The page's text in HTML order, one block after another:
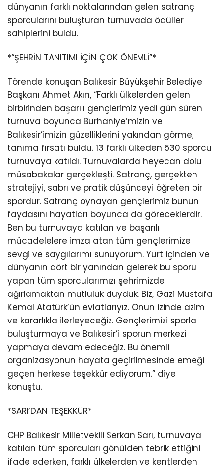
dünyanın farklı noktalarından gelen satranç
sporcularını buluşturan turnuvada ödüller
sahiplerini buldu.
*“ŞEHRİN TANITIMI İÇİN ÇOK ÖNEMLİ”*
Törende konuşan Balıkesir Büyükşehir Belediye
Başkanı Ahmet Akın, “Farklı ülkelerden gelen
birbirinden başarılı gençlerimiz yedi gün süren
turnuva boyunca Burhaniye’mizin ve
Balıkesir’imizin güzelliklerini yakından görme,
tanıma fırsatı buldu. 13 farklı ülkeden 530 sporcu
turnuvaya katıldı. Turnuvalarda heyecan dolu
müsabakalar gerçekleşti. Satranç, gerçekten
stratejiyi, sabrı ve pratik düşünceyi öğreten bir
spordur. Satranç oynayan gençlerimiz bunun
faydasını hayatları boyunca da göreceklerdir.
Ben bu turnuvaya katılan ve başarılı
mücadelelere imza atan tüm gençlerimize
sevgi ve saygılarımı sunuyorum. Yurt içinden ve
dünyanın dört bir yanından gelerek bu sporu
yapan tüm sporcularımızı şehrimizde
ağırlamaktan mutluluk duyduk. Biz, Gazi Mustafa
Kemal Atatürk’ün evlatlarıyız. Onun izinde azim
ve kararlıkla ilerleyeceğiz. Gençlerimizi sporla
buluşturmaya ve Balıkesir’i sporun merkezi
yapmaya devam edeceğiz. Bu önemli
organizasyonun hayata geçirilmesinde emeği
geçen herkese teşekkür ediyorum.” diye
konuştu.
*SARI’DAN TEŞEKKÜR*
CHP Balıkesir Milletvekili Serkan Sarı, turnuvaya
katılan tüm sporcuları gönülden tebrik ettiğini
ifade ederken, farklı ülkelerden ve kentlerden